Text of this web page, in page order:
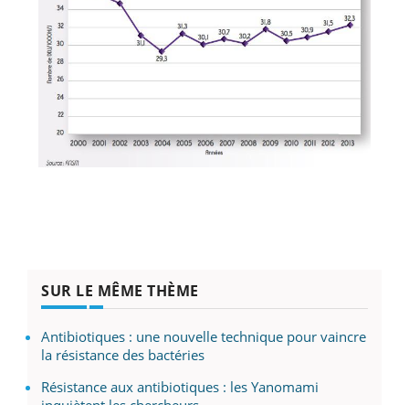
SUR LE MÊME THÈME
Antibiotiques : une nouvelle technique pour vaincre
la résistance des bactéries
Résistance aux antibiotiques : les Yanomami